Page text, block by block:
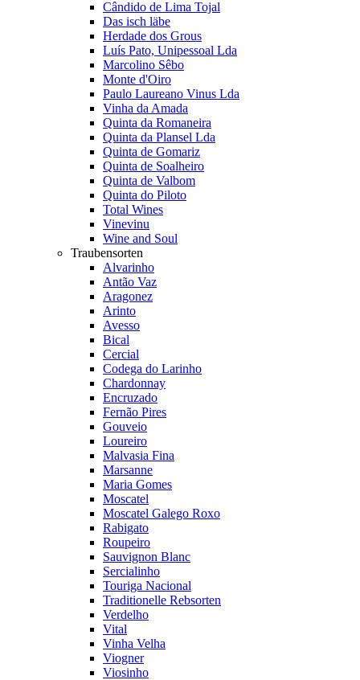
Cândido de Lima Tojal
Das isch läbe
Herdade dos Grous
Luís Pato, Unipessoal Lda
Marcolino Sêbo
Monte d'Oiro
Paulo Laureano Vinus Lda
Vinha da Amada
Quinta da Romaneira
Quinta da Plansel Lda
Quinta de Gomariz
Quinta de Soalheiro
Quinta de Valbom
Quinta do Piloto
Total Wines
Vinevinu
Wine and Soul
Traubensorten
Alvarinho
Antão Vaz
Aragonez
Arinto
Avesso
Bical
Cercial
Codega do Larinho
Chardonnay
Encruzado
Fernão Pires
Gouveio
Loureiro
Malvasia Fina
Marsanne
Maria Gomes
Moscatel
Moscatel Galego Roxo
Rabigato
Roupeiro
Sauvignon Blanc
Sercialinho
Touriga Nacional
Traditionelle Rebsorten
Verdelho
Vital
Vinha Velha
Viogner
Viosinho